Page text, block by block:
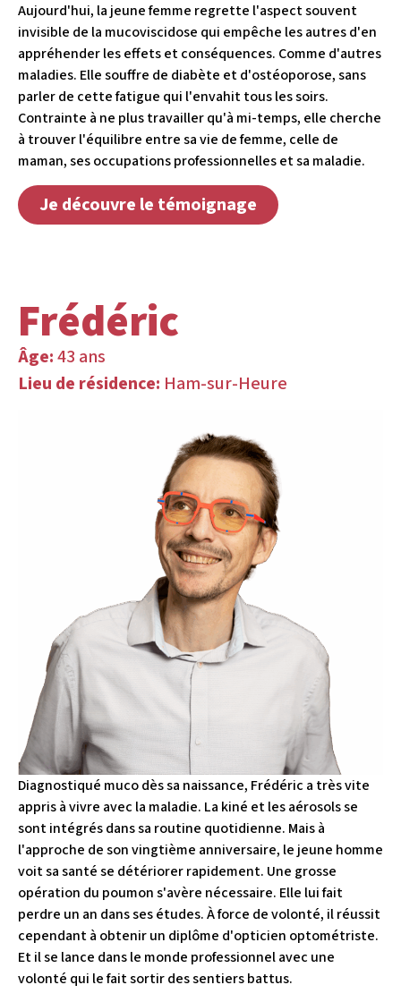
Aujourd'hui, la jeune femme regrette l'aspect souvent
invisible de la mucoviscidose qui empêche les autres d'en
appréhender les effets et conséquences. Comme d'autres
maladies. Elle souffre de diabète et d'ostéoporose, sans
parler de cette fatigue qui l'envahit tous les soirs.
Contrainte à ne plus travailler qu'à mi-temps, elle cherche
à trouver l'équilibre entre sa vie de femme, celle de
maman, ses occupations professionnelles et sa maladie.
Je découvre le témoignage
Frédéric
Âge:43 ans
Lieu de résidence: Ham-sur-Heure
Diagnostiqué muco dès sa naissance, Frédéric a très vite
appris à vivre avec la maladie. La kiné et les aérosols se
sont intégrés dans sa routine quotidienne. Mais à
l'approche de son vingtième anniversaire, le jeune homme
voit sa santé se détériorer rapidement. Une grosse
opération du poumon s'avère nécessaire. Elle lui fait
perdre un an dans ses études. À force de volonté, il réussit
cependant à obtenir un diplôme d'opticien optométriste.
Et il se lance dans le monde professionnel avec une
volonté qui le fait sortir des sentiers battus.